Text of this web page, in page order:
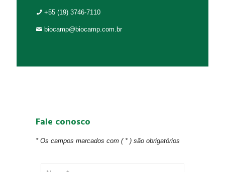
+55 (19) 3746-7110
biocamp@biocamp.com.br
Fale conosco
* Os campos marcados com ( * ) são obrigatórios